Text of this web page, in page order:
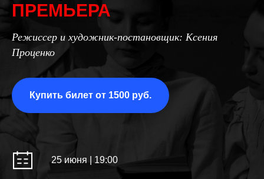
ПРЕМЬЕРА
Режиссер и художник-постановщик: Ксения
Проценко
Купить билет от 1500 руб.
25 июня | 19:00